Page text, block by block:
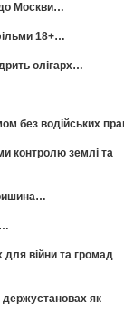
Москви…
18+…
олігарх…
без водійських
контролю землі та
для війни та громад
держустановах як